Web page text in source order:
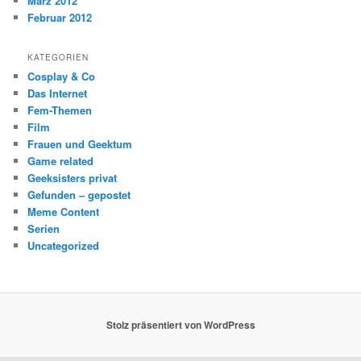
Februar 2012
KATEGORIEN
Cosplay & Co
Das Internet
Fem-Themen
Film
Frauen und Geektum
Game related
Geeksisters privat
Gefunden – gepostet
Meme Content
Serien
Uncategorized
Stolz präsentiert von WordPress